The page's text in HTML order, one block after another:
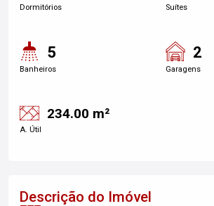
Dormitórios Suítes
5
Banheiros
2
Garagens
234.00 m²
A. Útil
Descrição do Imóvel